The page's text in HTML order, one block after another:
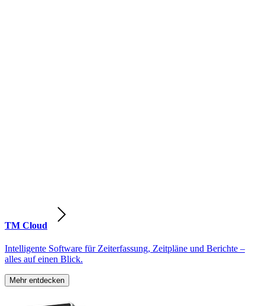
TM Cloud
Intelligente Software für Zeiterfassung, Zeitpläne und Berichte –
alles auf einen Blick.
Mehr entdecken